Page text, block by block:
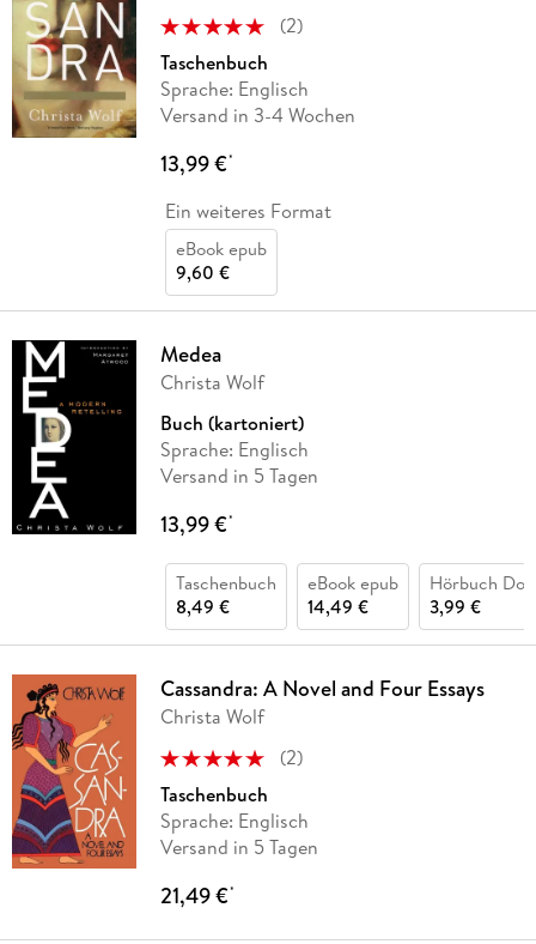
(2)
Taschenbuch
Sprache: Englisch
Versand in 3-4 Wochen
13,99 €*
Ein weiteres Format
eBook epub
9,60 €
Medea
Christa Wolf
Buch (kartoniert)
Sprache: Englisch
Versand in 5 Tagen
13,99 €*
Taschenbuch
8,49 €
eBook epub
14,49 €
Hörbuch
3,99 €
Cassandra: A Novel and Four Essays
Christa Wolf
(2)
Taschenbuch
Sprache: Englisch
Versand in 5 Tagen
21,49 €*